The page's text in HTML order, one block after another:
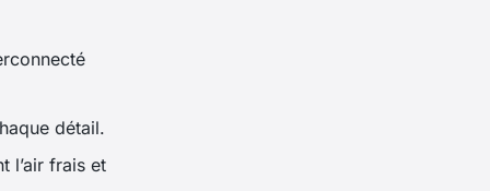
détail.
l’air frais et